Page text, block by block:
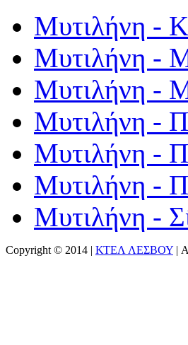
Μυτιλήνη -
Μυτιλήνη -
Μυτιλήνη -
Μυτιλήνη -
Μυτιλήνη -
Μυτιλήνη -
Μυτιλήνη -
Copyright © 2014 | ΚΤΕΛ ΛΕΣΒΟΥ |